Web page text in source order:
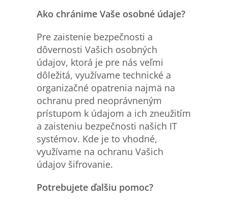
Ako chránime Vaše osobné údaje?
Pre zaistenie bezpečnosti a
dôvernosti Vašich osobných
údajov, ktorá je pre nás veľmi
dôležitá, využívame technické a
organizačné opatrenia najmä na
ochranu pred neoprávneným
prístupom k údajom a ich zneužitím
a zaisteniu bezpečnosti našich IT
systémov. Kde je to vhodné,
využívame na ochranu Vašich
údajov šifrovanie.
Potrebujete ďalšiu pomoc?